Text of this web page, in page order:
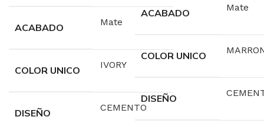
ACABADO Mate
COLOR UNICO IVORY
DISEÑO CEMENTO
ACABADO Mate
COLOR UNICO
DISEÑO